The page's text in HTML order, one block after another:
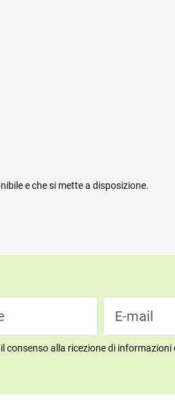
e che si mette a disposizione.
consenso alla ricezione di informazioni